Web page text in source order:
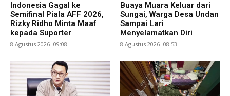
Indonesia Gagal ke
Semifinal Piala AFF 2026,
Rizky Ridho Minta Maaf
kepada Suporter
8 Agustus 2026 -09:08
Buaya Muara Keluar dari
Sungai, Warga Desa Undan
Sampai Lari
Menyelamatkan Diri
8 Agustus 2026 -08:53